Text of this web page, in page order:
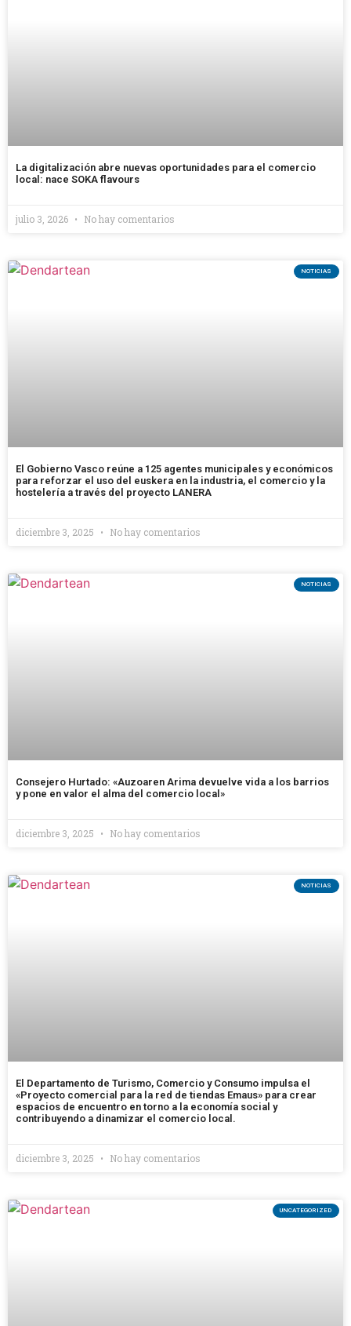
La digitalización abre nuevas oportunidades para el comercio
local: nace SOKA flavours
julio 3, 2026 No hay comentarios
NOTICIAS
El Gobierno Vasco reúne a 125 agentes municipales y económicos
para reforzar el uso del euskera en la industria, el comercio y la
hostelería a través del proyecto LANERA
diciembre 3, 2025 No hay comentarios
NOTICIAS
Consejero Hurtado: «Auzoaren Arima devuelve vida a los barrios
y pone en valor el alma del comercio local»
diciembre 3, 2025 No hay comentarios
NOTICIAS
El Departamento de Turismo, Comercio y Consumo impulsa el
«Proyecto comercial para la red de tiendas Emaus» para crear
espacios de encuentro en torno a la economía social y
contribuyendo a dinamizar el comercio local.
diciembre 3, 2025 No hay comentarios
UNCATEGORIZED